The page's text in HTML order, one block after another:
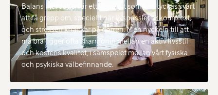
Balans i vardagen är ett koncept som kan tyckas svårt
att få grepp om, speciellt när livspusslet är komplext,
och stressen knackar på dörren. Men nyckeln till att
må bra ligger ofta i harmonin mellan en aktiv livsstil
och kostens kvalitet, i samspelet mellan vårt fysiska
och psykiska välbefinnande.